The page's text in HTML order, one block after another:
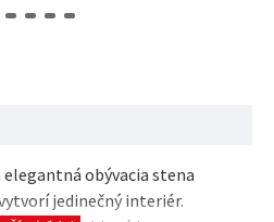
elegantná obývacia stena
jedinečný interiér.